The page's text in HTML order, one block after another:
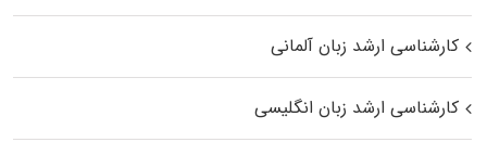
کارشناسی ارشد زبان آلمانی
کارشناسی ارشد زبان انگلیسی